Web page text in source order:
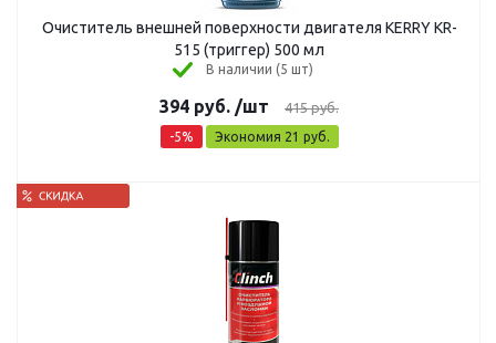
Очиститель внешней поверхности двигателя KERRY KR-
515 (триггер) 500 мл
В наличии (5 шт)
394 руб. /шт 415руб.
-5% Экономия 21 руб.